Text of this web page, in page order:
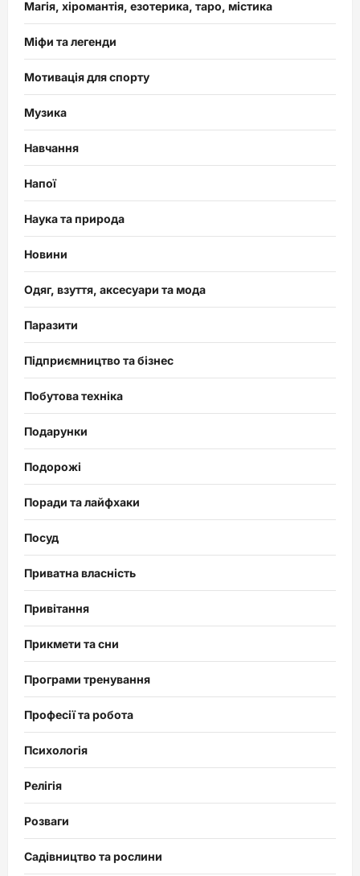
Магія, хіромантія, езотерика, таро, містика
Міфи та легенди
Мотивація для спорту
Музика
Навчання
Напої
Наука та природа
Новини
Одяг, взуття, аксесуари та мода
Паразити
Підприємництво та бізнес
Побутова техніка
Подарунки
Подорожі
Поради та лайфхаки
Посуд
Приватна власність
Привітання
Прикмети та сни
Програми тренування
Професії та робота
Психологія
Релігія
Розваги
Садівництво та рослини